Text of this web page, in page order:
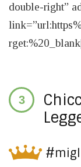
double-right”